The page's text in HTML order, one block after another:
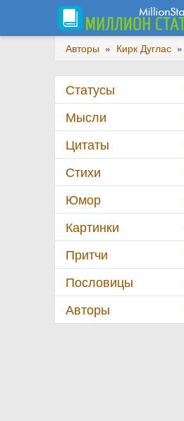
Авторы » Кирк Дуглас »
Статусы
Мысли
Цитаты
Стихи
Юмор
Картинки
Притчи
Пословицы
Авторы